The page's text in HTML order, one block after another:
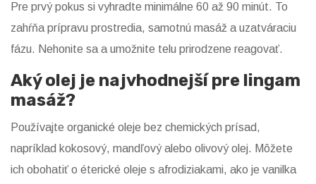
Pre prvý pokus si vyhradte minimálne 60 až 90 minút. To
zahŕňa prípravu prostredia, samotnú masáž a uzatváraciu
fázu. Nehonite sa a umožnite telu prirodzene reagovať.
Aký olej je najvhodnejší pre lingam
masáž?
Používajte organické oleje bez chemických prísad,
napríklad kokosový, mandľový alebo olivový olej. Môžete
ich obohatiť o éterické oleje s afrodiziakami, ako je vanilka